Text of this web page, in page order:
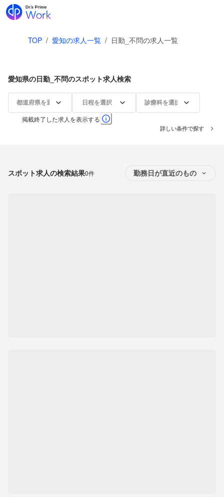
TOP / 愛知の求人一覧 / 日勤_不問の求人一覧
愛知県の日勤_不問のスポット求人検索
都道府県を選択 日程を選択 診療科を選択
掲載終了した求人を表示する
詳しい条件で探す
スポット求人の検索結果0件 勤務日が直近のもの